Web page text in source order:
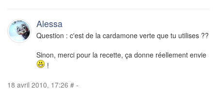
Alessa
Question : c'est de la cardamone verte que tu utilises ??
Sinon, merci pour la recette, ça donne réellement envie
!
18 avril 2010, 17:26 # -